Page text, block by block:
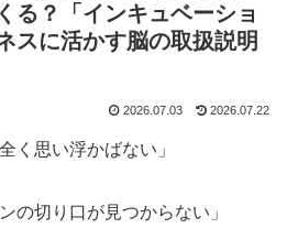
る？「インキュベーショ
スに活かす脳の取扱説明
2026.07.03 2026.07.22
く思い浮かばない」
の切り口が見つからない」